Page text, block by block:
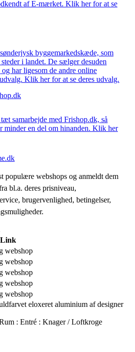
af E-mærket. Klik her for at se
byggemarkedskæde, som
i landet. De sælger desuden
har ligesom de andre online
Klik her for at se deres udvalg.
samarbejde med Frishop.dk, så
minder en del om hinanden. Klik her
populære webshops og anmeldt dem
bl.a. deres prisniveau,
brugervenlighed, betingelser,
Link
webshop
webshop
webshop
webshop
webshop
eloxeret aluminium af designer
: Entré : Knager / Loftkroge